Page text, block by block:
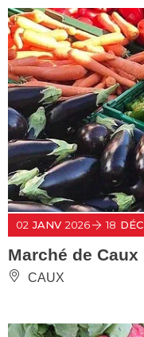
02 JANV 2026 18 DÉC
Marché de Caux
CAUX